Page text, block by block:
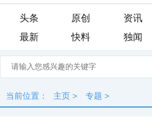
头条 原创 资讯
最新
快料 独闻
当前位置： 主页 > 专题 >